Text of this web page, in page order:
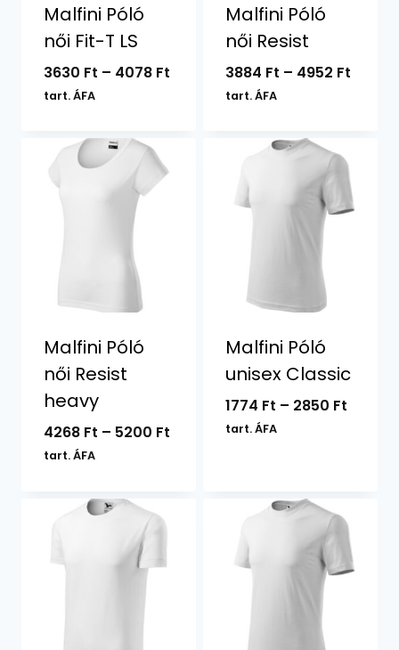
Malfini Póló
női Fit-T LS
3630 Ft – 4078 FtÁrtartomány:
tart. ÁFA
Malfini Póló
női Resist
3884 Ft – 4952 Ft
tart. ÁFA
Malfini Póló
női Resist
heavy
4268 Ft – 5200 FtÁrtartomány:
tart. ÁFA
Malfini Póló
unisex Classic
1774 Ft – 2850 Ft
tart. ÁFA